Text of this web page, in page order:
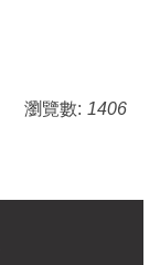
瀏覽數: 1406